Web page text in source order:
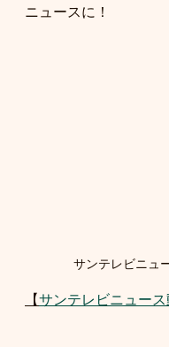
ニュースに！
サンテレビニュ
【サンテレビニュース